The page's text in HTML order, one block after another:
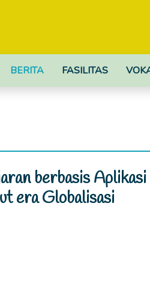
BERITA FASILITAS
berbasis
era Globalisasi